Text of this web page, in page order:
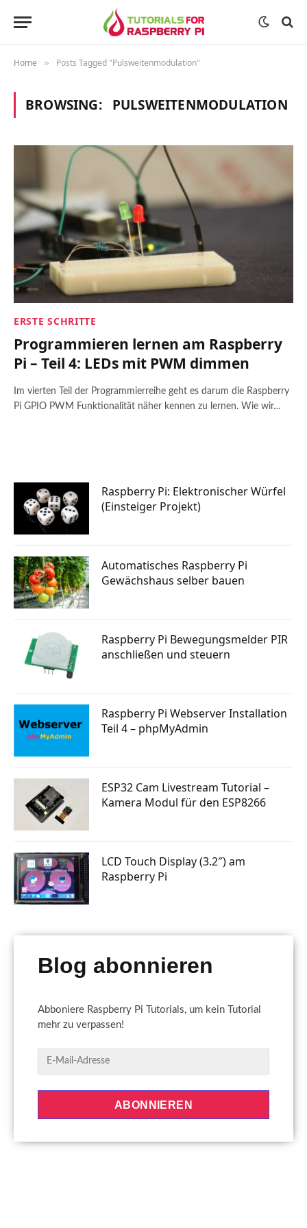
Home » Posts Tagged "Pulsweitenmodulation"
BROWSING: PULSWEITENMODULATION
ERSTE SCHRITTE
Programmieren lernen am Raspberry
Pi – Teil 4: LEDs mit PWM dimmen
Im vierten Teil der Programmierreihe geht es darum die Raspberry
Pi GPIO PWM Funktionalität näher kennen zu lernen. Wie wir…
Raspberry Pi: Elektronischer Würfel
(Einsteiger Projekt)
Automatisches Raspberry Pi
Gewächshaus selber bauen
Raspberry Pi Bewegungsmelder PIR
anschließen und steuern
Raspberry Pi Webserver Installation
Teil 4 – phpMyAdmin
ESP32 Cam Livestream Tutorial –
Kamera Modul für den ESP8266
LCD Touch Display (3.2″) am
Raspberry Pi
Blog abonnieren
Abboniere Raspberry Pi Tutorials, um kein Tutorial
mehr zu verpassen!
-
ABONNIEREN